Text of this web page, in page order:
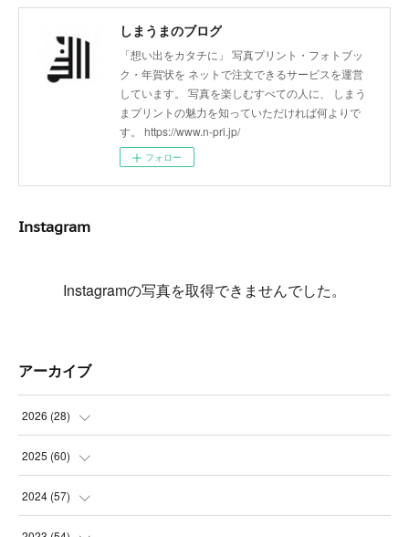
しまうまのブログ
「想い出をカタチに」 写真プリント・フォトブッ
ク・年賀状を ネットで注文できるサービスを運営
しています。 写真を楽しむすべての人に、 しまう
まプリントの魅力を知っていただければ何よりで
す。 https://www.n-pri.jp/
フォロー
Instagram
Instagramの写真を取得できませんでした。
アーカイブ
2026 (28)
(4
(3
(7
2025 (60)
(3
(3
2024 (57)